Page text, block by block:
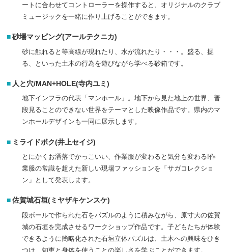
ートに合わせてコントローラーを操作すると、オリジナルのクラブ
ミュージックを一緒に作り上げることができます。
砂場マッピング(アールテクニカ)
砂に触れると等高線が現れたり、水が流れたり・・・。盛る、掘
る、といった土木の行為を遊びながら学べる砂箱です。
人と穴/MAN+HOLE(寺内ユミ)
地下インフラの代表「マンホール」。地下から見た地上の世界、普
段見ることのできない世界をテーマとした映像作品です。県内のマ
ンホールデザインも一同に展示します。
ミライドボク(井上セイジ)
とにかくお洒落でかっこいい、作業服が変わると気分も変わる!作
業服の常識を超えた新しい現場ファッションを「サガコレクショ
ン」として発表します。
佐賀城石垣(ミヤザキケンスケ)
段ボールで作られた石をパズルのように積みながら、原寸大の佐賀
城の石垣を完成させるワークショップ作品です。子どもたちが体験
できるように簡略化された石垣立体パズルは、土木への興味をひき
つけ、知恵と身体を使うことの楽しさを学ぶことができます。